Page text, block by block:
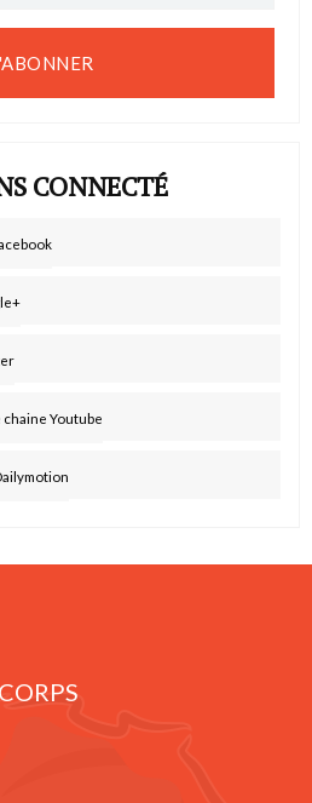
CONNECTÉ
Youtube